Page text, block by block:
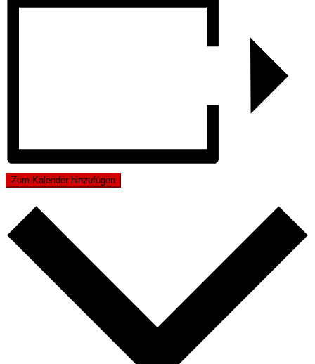
Zum Kalender hinzufügen